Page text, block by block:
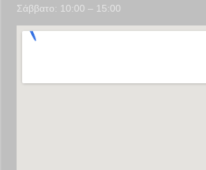
Σάββατο: 10:00 – 15:00